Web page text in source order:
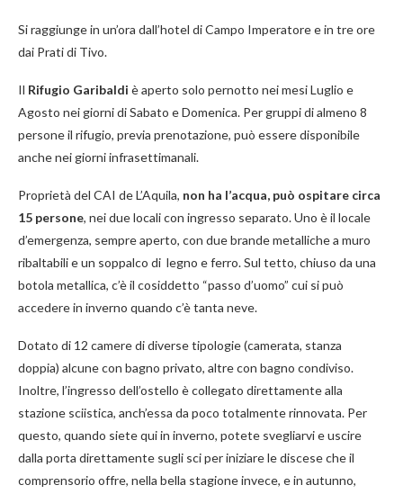
Si raggiunge in un’ora dall’hotel di Campo Imperatore e in tre ore
dai Prati di Tivo.
Il Rifugio Garibaldi è aperto solo pernotto nei mesi Luglio e
Agosto nei giorni di Sabato e Domenica. Per gruppi di almeno 8
persone il rifugio, previa prenotazione, può essere disponibile
anche nei giorni infrasettimanali.
Proprietà del CAI de L’Aquila, non ha l’acqua, può ospitare circa
15 persone, nei due locali con ingresso separato. Uno è il locale
d’emergenza, sempre aperto, con due brande metalliche a muro
ribaltabili e un soppalco di legno e ferro. Sul tetto, chiuso da una
botola metallica, c’è il cosiddetto “passo d’uomo” cui si può
accedere in inverno quando c’è tanta neve.
Dotato di 12 camere di diverse tipologie (camerata, stanza
doppia) alcune con bagno privato, altre con bagno condiviso.
Inoltre, l’ingresso dell’ostello è collegato direttamente alla
stazione sciistica, anch’essa da poco totalmente rinnovata. Per
questo, quando siete qui in inverno, potete svegliarvi e uscire
dalla porta direttamente sugli sci per iniziare le discese che il
comprensorio offre, nella bella stagione invece, e in autunno,